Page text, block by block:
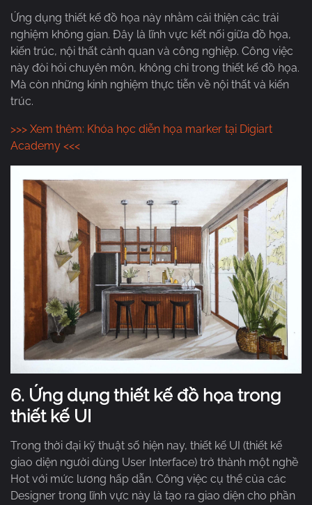
Ứng dụng thiết kế đồ họa này nhằm cải thiện các trải
nghiệm không gian. Đây là lĩnh vực kết nối giữa đồ họa,
kiến trúc, nội thất cảnh quan và công nghiệp. Công việc
này đòi hỏi chuyên môn, không chỉ trong thiết kế đồ họa.
Mà còn những kinh nghiệm thực tiễn về nội thất và kiến
trúc.
>>> Xem thêm: Khóa học diễn họa marker tại Digiart
Academy <<<
6. Ứng dụng thiết kế đồ họa trong
thiết kế UI
Trong thời đại kỹ thuật số hiện nay, thiết kế UI (thiết kế
giao diện người dùng User Interface) trở thành một nghề
Hot với mức lương hấp dẫn. Công việc cụ thể của các
Designer trong lĩnh vực này là tạo ra giao diện cho phần